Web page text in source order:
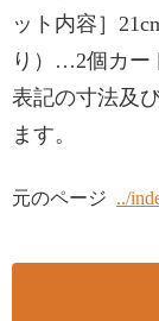
ット内容］
り）…2個カー
表記の寸法及
ます。
元のページ ../